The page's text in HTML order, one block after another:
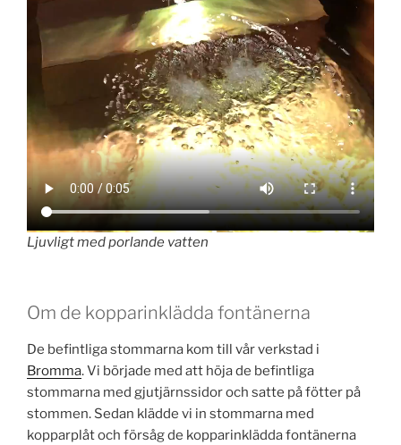
Ljuvligt med porlande vatten
Om de kopparinklädda fontänerna
De befintliga stommarna kom till vår verkstad i
Bromma. Vi började med att höja de befintliga
stommarna med gjutjärnssidor och satte på fötter på
stommen. Sedan klädde vi in stommarna med
kopparplåt och försåg de kopparinklädda fontänerna